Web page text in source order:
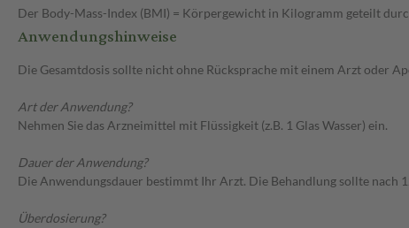
Der Body-Mass-Index (BMI) = Körpergewicht in Kilogramm geteilt
Anwendungshinweise
Die Gesamtdosis sollte nicht ohne Rücksprache mit einem Arzt oder
Art der Anwendung?
Nehmen Sie das Arzneimittel mit Flüssigkeit (z.B. 1 Glas Wasser) ein.
Dauer der Anwendung?
Die Anwendungsdauer bestimmt Ihr Arzt. Die Behandlung sollte nach
Überdosierung?